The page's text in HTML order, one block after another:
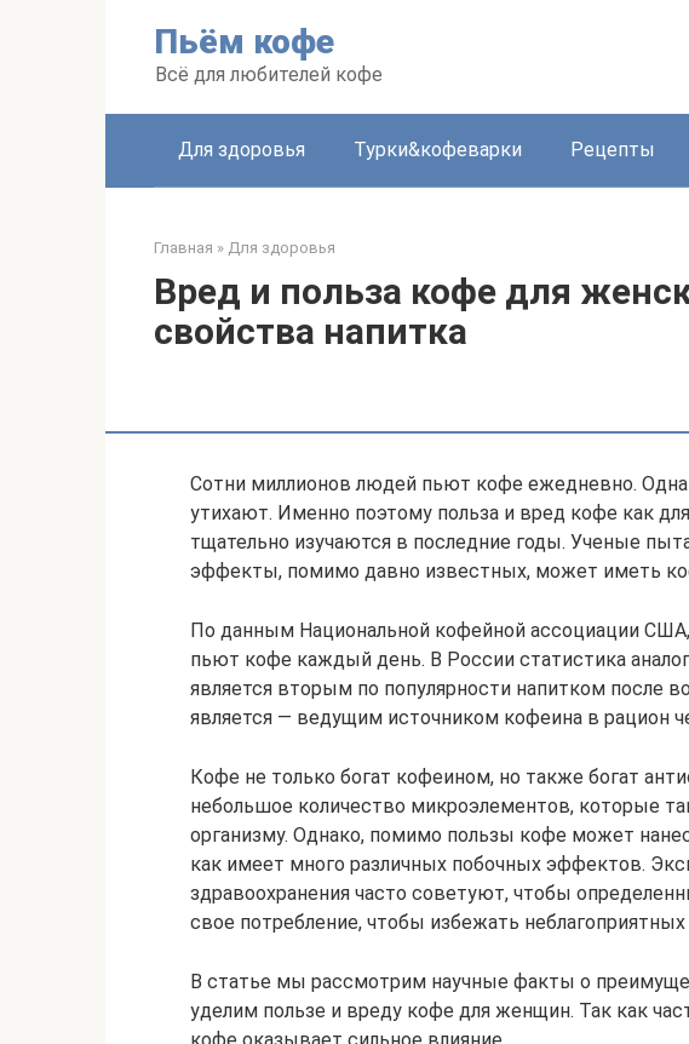
Пьём кофе
Всё для любителей кофе
Для здоровья Турки&кофеварки Рецепты
Главная » Для здоровья
Вред и польза кофе для
свойства напитка
Сотни миллионов людей пьют кофе ежедневно.
утихают. Именно поэтому польза и вред кофе как
тщательно изучаются в последние годы. Ученые
эффекты, помимо давно известных, может иметь
По данным Национальной кофейной ассоциации
пьют кофе каждый день. В России статистика
является вторым по популярности напитком после
является — ведущим источником кофеина в рацион
Кофе не только богат кофеином, но также богат
небольшое количество микроэлементов, которые
организму. Однако, помимо пользы кофе может
как имеет много различных побочных эффектов.
здравоохранения часто советуют, чтобы
свое потребление, чтобы избежать
В статье мы рассмотрим научные факты о
уделим пользе и вреду кофе для женщин. Так как